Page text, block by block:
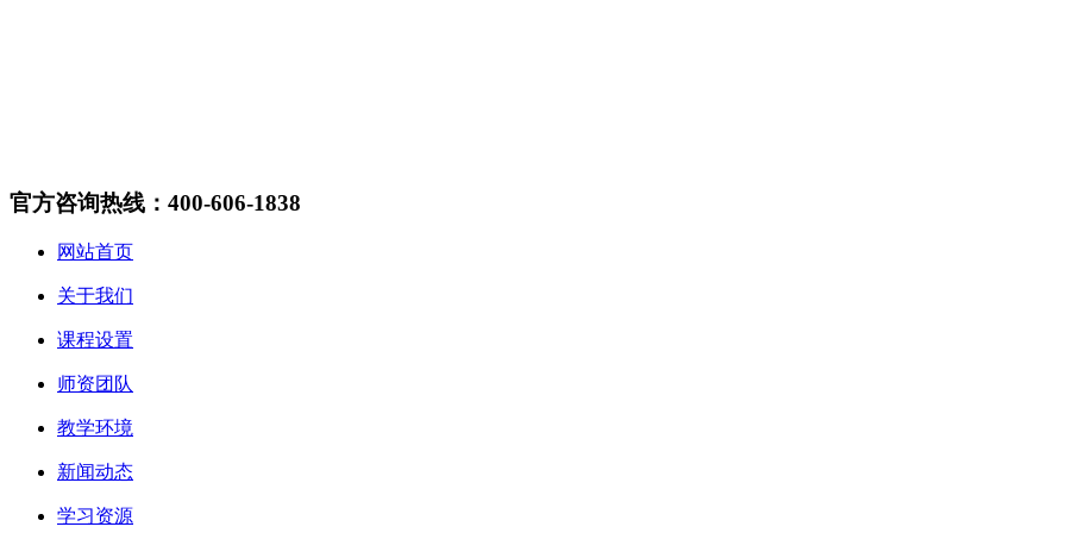
官方咨询热线：400-606-1838
网站首页
关于我们
课程设置
师资团队
教学环境
新闻动态
学习资源